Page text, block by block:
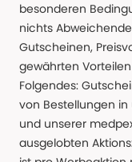
besonderen
nichts
Gutscheinen,
gewährten
Folgendes:
von Bestellungen
und unserer
ausgelobten